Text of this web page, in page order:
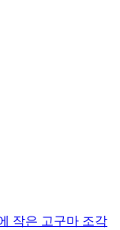
작은 고구마 조각